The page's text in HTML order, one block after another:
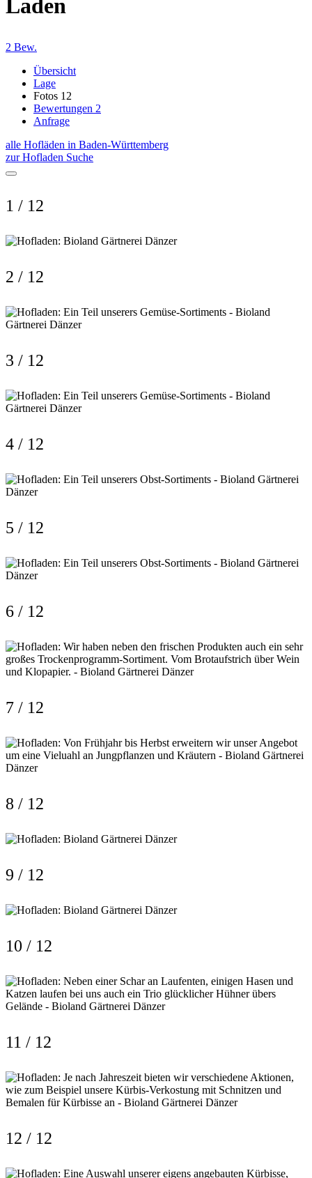
Laden
2 Bew.
Übersicht
Lage
Fotos 12
Bewertungen 2
Anfrage
alle Hofläden in Baden-Württemberg
zur Hofladen Suche
1 / 12
2 / 12
3 / 12
4 / 12
5 / 12
6 / 12
7 / 12
8 / 12
9 / 12
10 / 12
11 / 12
12 / 12